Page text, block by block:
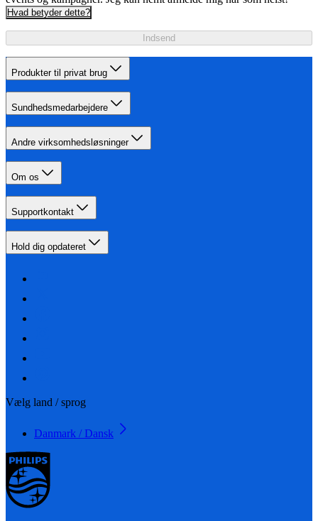
Hvad betyder dette?
Indsend
Produkter til privat brug
Sundhedsmedarbejdere
Andre virksomhedsløsninger
Om os
Supportkontakt
Hold dig opdateret
Vælg land / sprog
Danmark / Dansk